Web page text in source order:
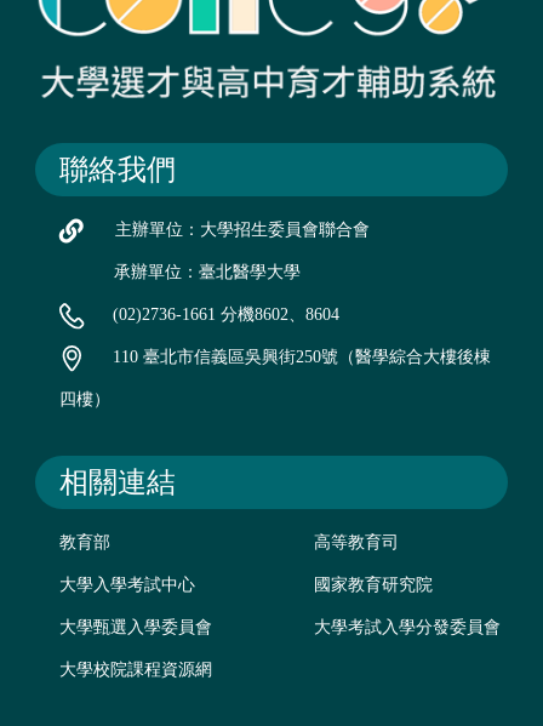
聯絡我們
主辦單位：大學招生委員會聯合會
承辦單位：臺北醫學大學
(02)2736-1661 分機8602、8604
110 臺北市信義區吳興街250號（醫學綜合大樓後棟
四樓）
相關連結
教育部 高等教育司
大學入學考試中心 國家教育研究院
大學甄選入學委員會 大學考試入學分發委員會
大學校院課程資源網